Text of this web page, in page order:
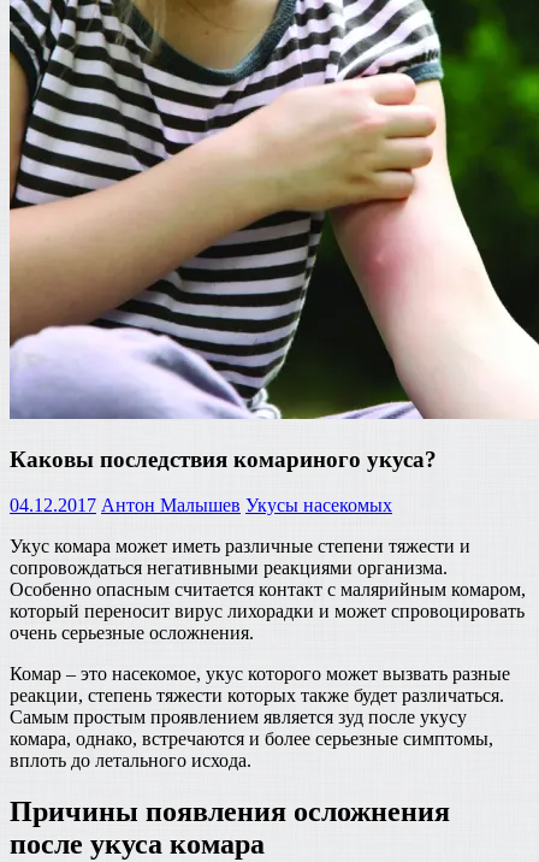
Каковы последствия комариного укуса?
04.12.2017 Антон Малышев Укусы насекомых
Укус комара может иметь различные степени тяжести и
сопровождаться негативными реакциями организма.
Особенно опасным считается контакт с малярийным комаром,
который переносит вирус лихорадки и может спровоцировать
очень серьезные осложнения.
Комар – это насекомое, укус которого может вызвать разные
реакции, степень тяжести которых также будет различаться.
Самым простым проявлением является зуд после укусу
комара, однако, встречаются и более серьезные симптомы,
вплоть до летального исхода.
Причины появления осложнения
после укуса комара